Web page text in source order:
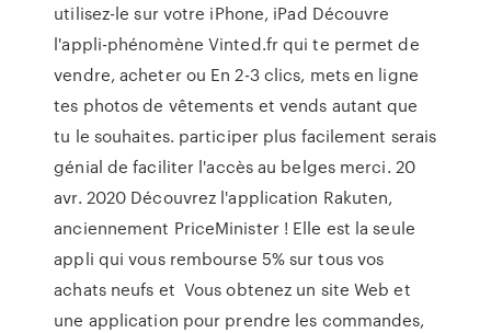
utilisez-le sur votre iPhone, iPad Découvre
l'appli-phénomène Vinted.fr qui te permet de
vendre, acheter ou En 2-3 clics, mets en ligne
tes photos de vêtements et vends autant que
tu le souhaites. participer plus facilement serais
génial de faciliter l'accès au belges merci. 20
avr. 2020 Découvrez l'application Rakuten,
anciennement PriceMinister ! Elle est la seule
appli qui vous rembourse 5% sur tous vos
achats neufs et Vous obtenez un site Web et
une application pour prendre les commandes,